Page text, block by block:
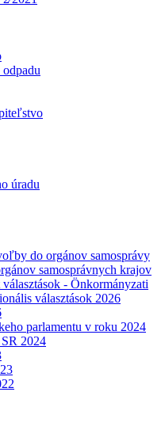
úradu
do orgánov samosprávy
samosprávnych krajov
választások - Önkormányzati
választások 2026
parlamentu v roku 2024
2024